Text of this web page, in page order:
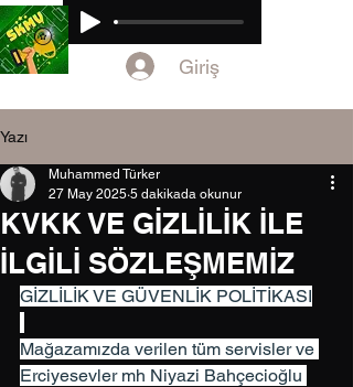
Giriş
Yazı
KVKK VE GİZLİLİK İLE
İLGİLİ SÖZLEŞMEMİZ
Muhammed Türker
27 May 2025 5 dakikada okunur
GİZLİLİK VE GÜVENLİK POLİTİKASI
Mağazamızda verilen tüm servisler ve
Erciyesevler mh Niyazi Bahçecioğlu